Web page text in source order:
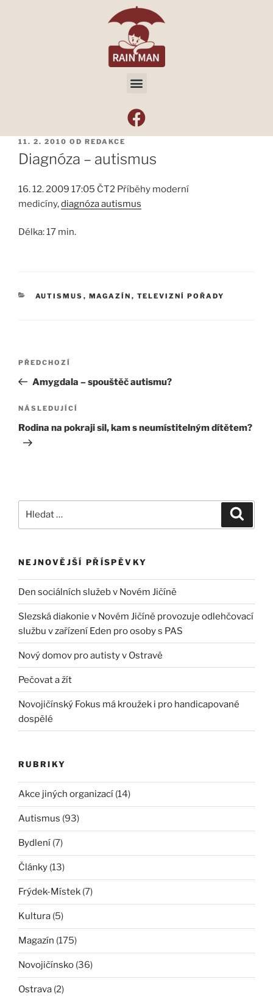
11. 2. 2010 OD REDAKCE
Diagnóza – autismus
16. 12. 2009 17:05 ČT2 Příběhy moderní
medicíny,diagnóza autismus
Délka: 17 min.
AUTISMUS , MAGAZÍN , TELEVIZNÍ POŘADY
PŘEDCHOZÍ
Amygdala – spouštěč autismu?
NÁSLEDUJÍCÍ
Rodina na pokraji sil, kam s neumístitelným dítětem?
NEJNOVĚJŠÍ PŘÍSPĚVKY
Den sociálních služeb v Novém Jičíně
Slezská diakonie v Novém Jičíně provozuje odlehčovací
službu v zařízení Eden pro osoby s PAS
Nový domov pro autisty v Ostravě
Pečovat a žít
Novojičínský Fokus má kroužek i pro handicapované
dospělé
RUBRIKY
Akce jiných organizací (14)
Autismus (93)
Bydlení (7)
Články (13)
Frýdek-Místek (7)
Kultura (5)
Magazín (175)
Novojičínsko (36)
Ostrava (2)